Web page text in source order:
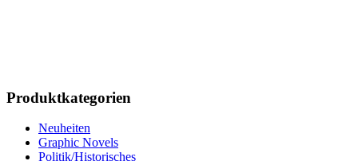
Produktkategorien
Neuheiten
Graphic Novels
Politik/Historisches